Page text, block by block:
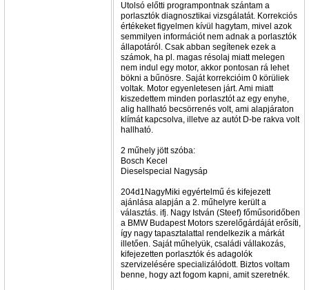
Utolsó előtti programpontnak szántam a
porlasztók diagnosztikai vizsgálatát. Korrekciós
értékeket figyelmen kívül hagytam, mivel azok
semmilyen információt nem adnak a porlasztók
állapotáról. Csak abban segítenek ezek a
számok, ha pl. magas résolaj miatt melegen
nem indul egy motor, akkor pontosan rá lehet
bökni a bűnösre. Saját korrekcióim 0 körüliek
voltak. Motor egyenletesen járt. Ami miatt
kiszedettem minden porlasztót az egy enyhe,
alig hallható becsörrenés volt, ami alapjáraton
klímát kapcsolva, illetve az autót D-be rakva volt
hallható.
2 műhely jött szóba:
Bosch Kecel
Dieselspecial Nagysáp
204d1NagyMiki egyértelmű és kifejezett
ajánlása alapján a 2. műhelyre került a
választás. ifj. Nagy István (Steef) főműsoridőben
a BMW Budapest Motors szerelőgárdáját erősíti,
így nagy tapasztalattal rendelkezik a márkát
illetően. Saját műhelyük, családi vállakozás,
kifejezetten porlasztók és adagolók
szervizelésére specializálódott. Biztos voltam
benne, hogy azt fogom kapni, amit szeretnék.